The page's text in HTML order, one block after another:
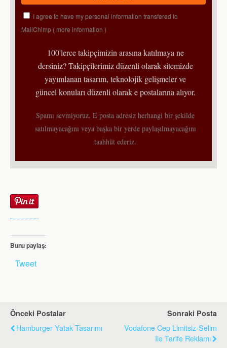
I agree to have my personal information transfered to
MailChimp ( more information )
100'lerce takipçimizin arasına katılmaya ne
dersiniz? Takipçilerimiz düzenli olarak sitemizde
yayımlanan tasarım, teknolojik gelişmeler ve
güncel konuları düzenli olarak e postalarına alıyor.
Spamı sevmiyoruz. E posta adresiz herhangi bir şekilde
satılmayacağını veya başka bir yerde paylaşılmayacağını
taahhüt ederiz.
Bunu paylaş:
Tweet
Önceki Postalar
Hamburger Yatak Tasarımı
Sonraki Posta
Vodafone Cep Limitsiz-Selim
Ile Tarife Reklamı